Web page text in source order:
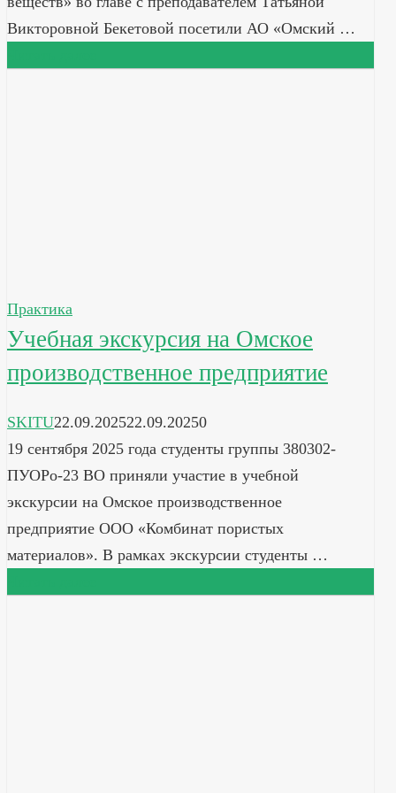
Викторовной Бекетовой посетили АО «Омский …
Практика
Учебная экскурсия на Омское
производственное предприятие
SKITU22.09.202522.09.20250
19 сентября 2025 года студенты группы 380302-
ПУОРо-23 ВО приняли участие в учебной
экскурсии на Омское производственное
предприятие ООО «Комбинат пористых
материалов». В рамках экскурсии студенты …